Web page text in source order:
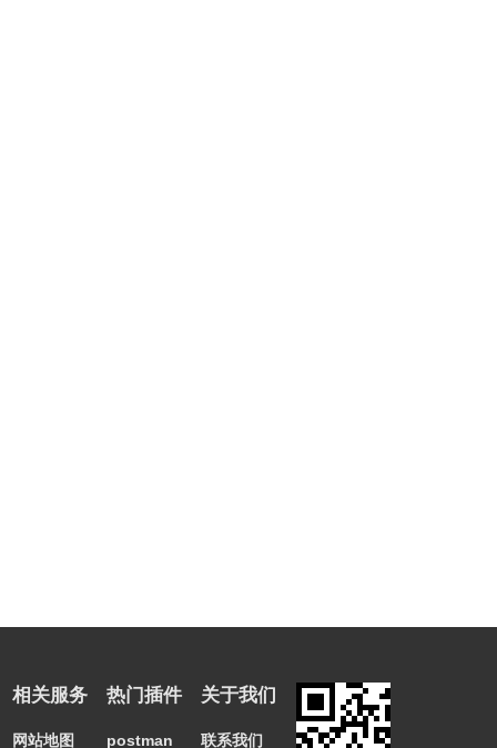
相关服务
网站地图
热门插件
postman
关于我们
联系我们